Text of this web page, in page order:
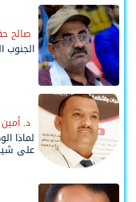
صالح
د.
لماذا
على